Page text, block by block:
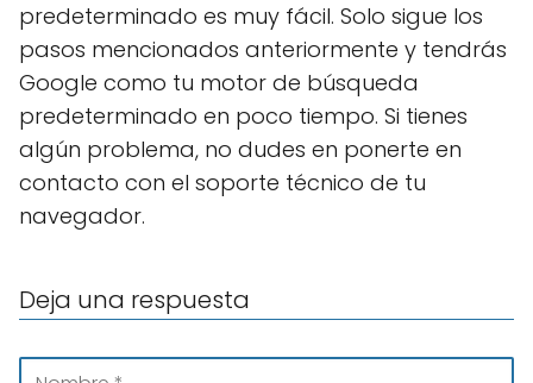
predeterminado es muy fácil. Solo sigue los
pasos mencionados anteriormente y tendrás
Google como tu motor de búsqueda
predeterminado en poco tiempo. Si tienes
algún problema, no dudes en ponerte en
contacto con el soporte técnico de tu
navegador.
Deja una respuesta